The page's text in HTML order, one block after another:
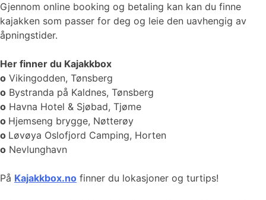
Gjennom online booking og betaling kan kan du finne
kajakken som passer for deg og leie den uavhengig av
åpningstider.
Her finner du Kajakkbox
o Vikingodden, Tønsberg
o Bystranda på Kaldnes, Tønsberg
o Havna Hotel & Sjøbad, Tjøme
o Hjemseng brygge, Nøtterøy
o Løvøya Oslofjord Camping, Horten
o Nevlunghavn
På Kajakkbox.no finner du lokasjoner og turtips!